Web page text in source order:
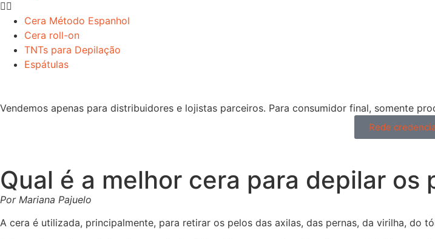
Cera Método Espanhol
Cera roll-on
TNTs para Depilação
Espátulas
Vendemos apenas para distribuidores e lojistas parceiros. Para consumidor final, somente
Rede
Qual é a melhor cera para depilar os
Por Mariana Pajuelo
A cera é utilizada, principalmente, para retirar os pelos das axilas, das pernas, da virilha, do